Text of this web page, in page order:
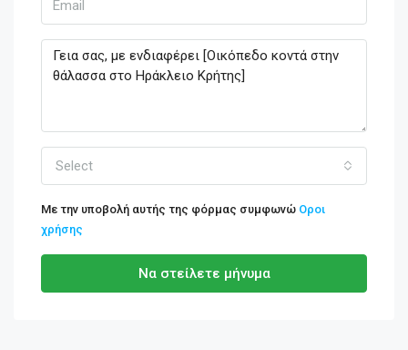
Select
Με την υποβολή αυτής της φόρμας συμφωνώ Οροι
χρήσης
Να στείλετε μήνυμα